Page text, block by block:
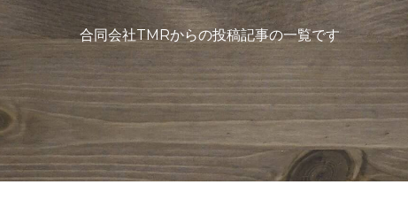
合同会社TMRからの投稿記事の一覧です